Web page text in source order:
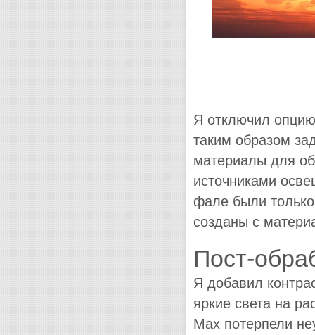
Я отключил
таким образом
материалы для
источниками
фале были
созданы с
Пост-
Я добавил
яркие света на
Max потерпели